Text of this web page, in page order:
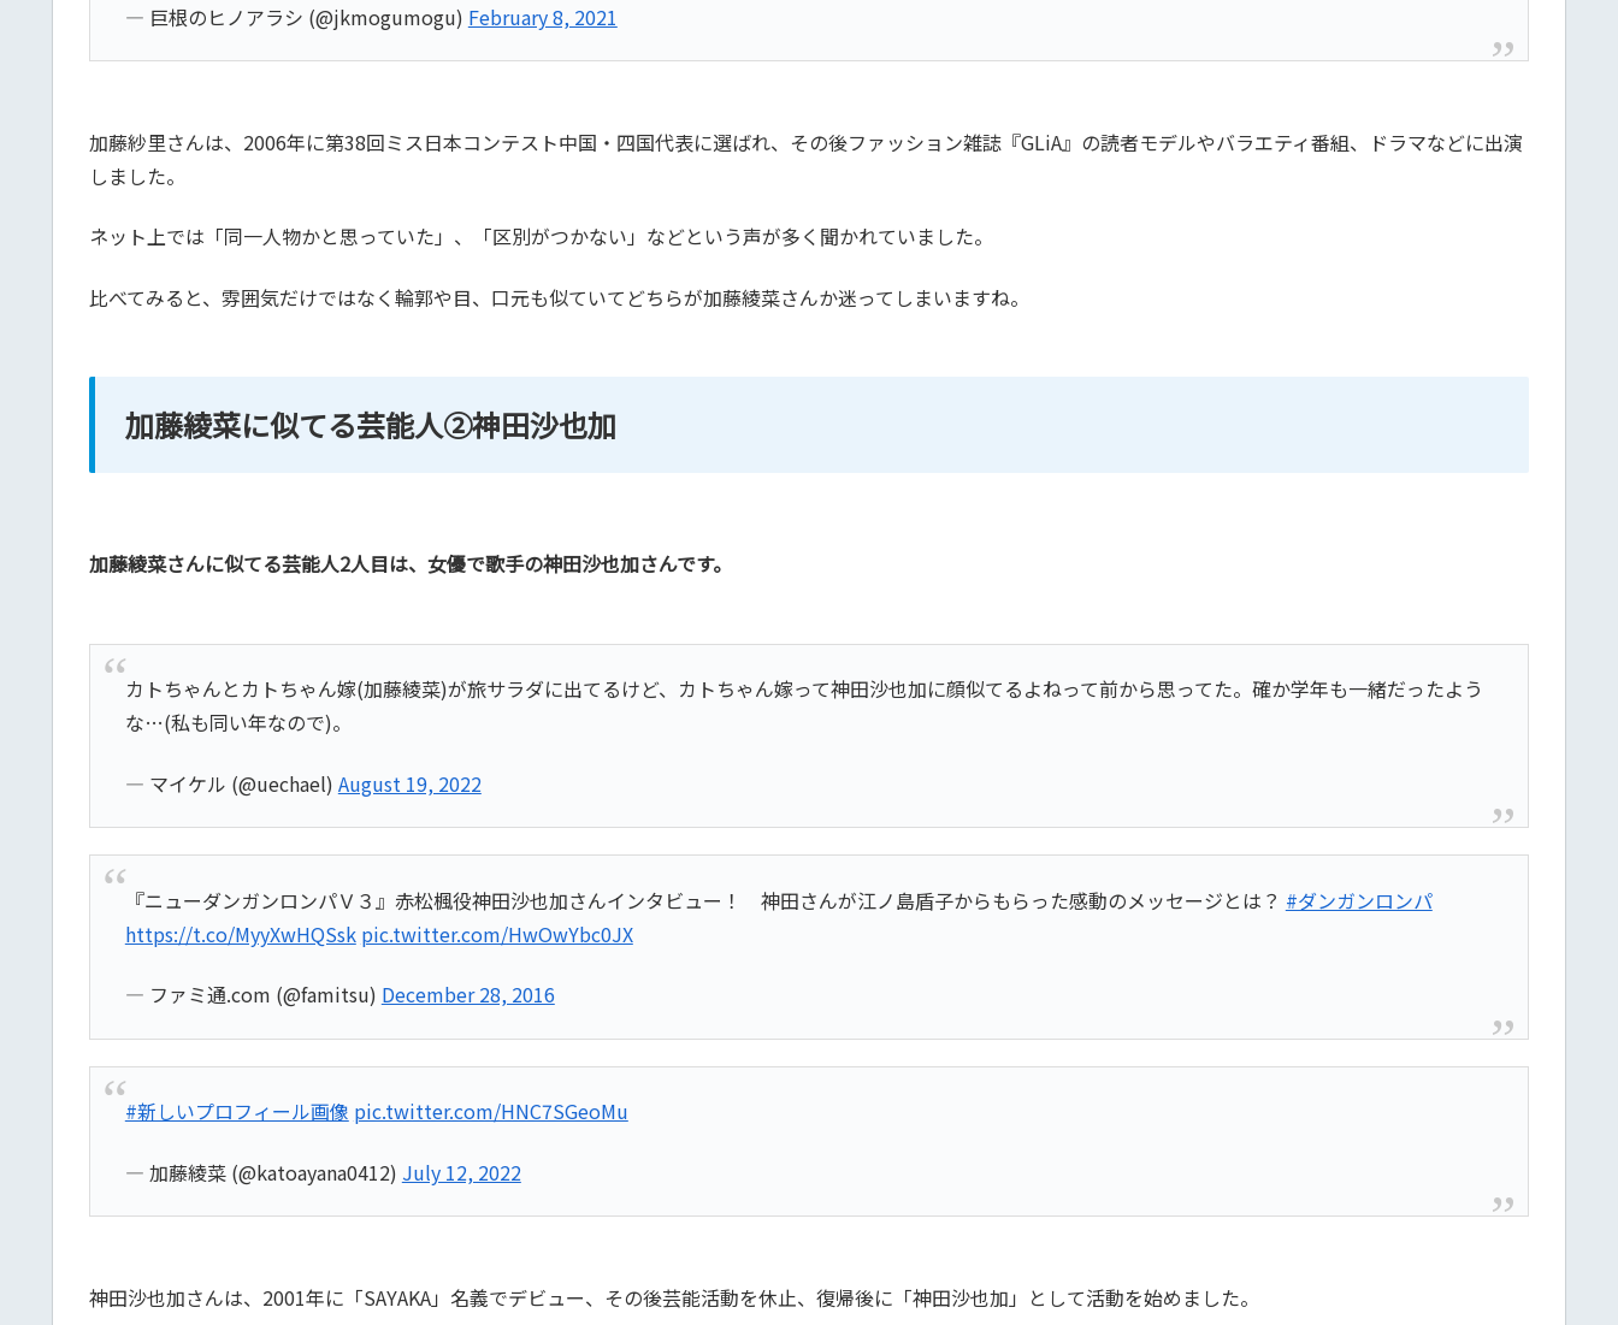
— 巨根のヒノアラシ (@jkmogumogu) February 8, 2021
加藤紗里さんは、2006年に第38回ミス日本コンテスト中国・四国代表に選ばれ、その後ファッション雑誌『GLiA』の読者モデルやバラエティ番組、ドラマなどに出演
しました。
ネット上では「同一人物かと思っていた」、「区別がつかない」などという声が多く聞かれていました。
比べてみると、雰囲気だけではなく輪郭や目、口元も似ていてどちらが加藤綾菜さんか迷ってしまいますね。
加藤綾菜に似てる芸能人②神田沙也加
加藤綾菜さんに似てる芸能人2人目は、女優で歌手の神田沙也加さんです。
カトちゃんとカトちゃん嫁(加藤綾菜)が旅サラダに出てるけど、カトちゃん嫁って神田沙也加に顔似てるよねって前から思ってた。確か学年も一緒だったよう
な…(私も同い年なので)。
— マイケル (@uechael) August 19, 2022
『ニューダンガンロンパＶ３』赤松楓役神田沙也加さんインタビュー！ 神田さんが江ノ島盾子からもらった感動のメッセージとは？ #ダンガンロンパ
https://t.co/MyyXwHQSsk pic.twitter.com/HwOwYbc0JX
— ファミ通.com (@famitsu) December 28, 2016
#新しいプロフィール画像 pic.twitter.com/HNC7SGeoMu
— 加藤綾菜 (@katoayana0412) July 12, 2022
神田沙也加さんは、2001年に「SAYAKA」名義でデビュー、その後芸能活動を休止、復帰後に「神田沙也加」として活動を始めました。